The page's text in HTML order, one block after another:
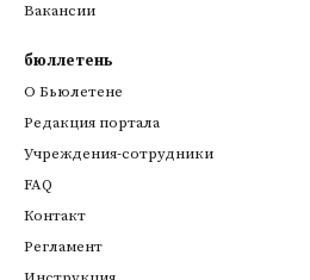
Вакансии
бюллетень
О Бьюлетене
Редакция портала
Учреждения-сотрудники
FAQ
Контакт
Регламент